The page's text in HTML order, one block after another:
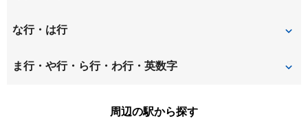
稲野町
久々知
椎堂
立花町 田能
な行・は行
若王寺 西台
ま行・や行・ら行・わ行・英数字
周辺の駅から探す